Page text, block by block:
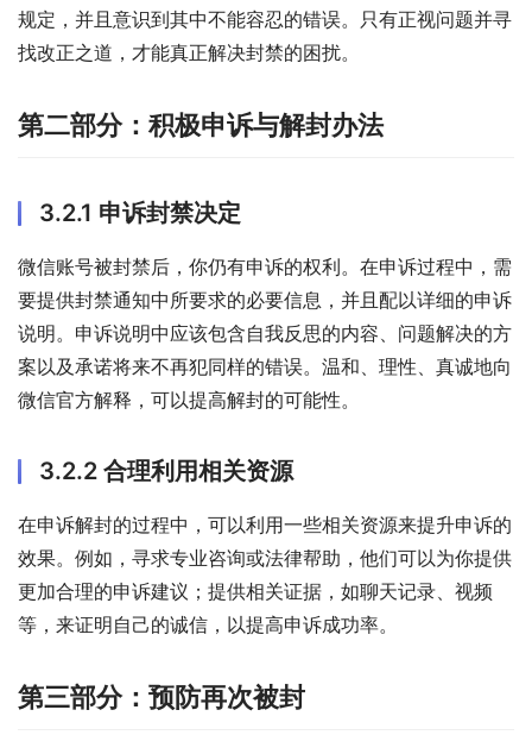
规定，并且意识到其中不能容忍的错误。只有正视问题并寻
找改正之道，才能真正解决封禁的困扰。
第二部分：积极申诉与解封办法
3.2.1 申诉封禁决定
微信账号被封禁后，你仍有申诉的权利。在申诉过程中，需
要提供封禁通知中所要求的必要信息，并且配以详细的申诉
说明。申诉说明中应该包含自我反思的内容、问题解决的方
案以及承诺将来不再犯同样的错误。温和、理性、真诚地向
微信官方解释，可以提高解封的可能性。
3.2.2 合理利用相关资源
在申诉解封的过程中，可以利用一些相关资源来提升申诉的
效果。例如，寻求专业咨询或法律帮助，他们可以为你提供
更加合理的申诉建议；提供相关证据，如聊天记录、视频
等，来证明自己的诚信，以提高申诉成功率。
第三部分：预防再次被封